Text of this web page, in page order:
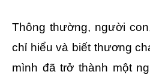
Thông thường, người
chỉ hiểu và biết thương
mình đã trở thành một